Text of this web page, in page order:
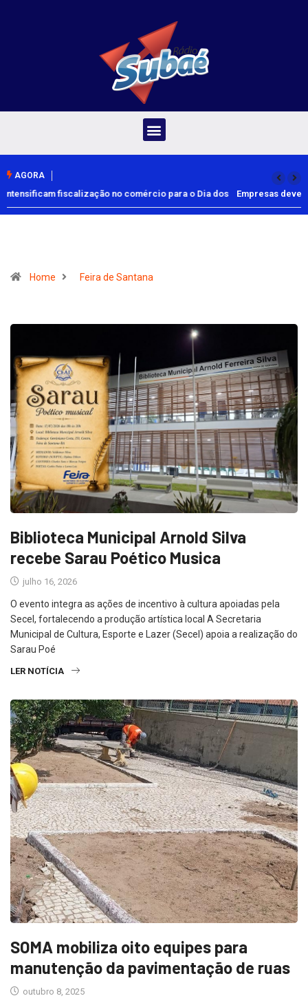
AGORA
Empresas devem facilitar vacinação de trabalhadores contra o
sarampo
Home Feira de Santana
Biblioteca Municipal Arnold Silva
recebe Sarau Poético Musica
julho 16, 2026
O evento integra as ações de incentivo à cultura apoiadas pela
Secel, fortalecendo a produção artística local A Secretaria
Municipal de Cultura, Esporte e Lazer (Secel) apoia a realização do
Sarau Poé
LER NOTÍCIA
SOMA mobiliza oito equipes para
manutenção da pavimentação de ruas
outubro 8, 2025